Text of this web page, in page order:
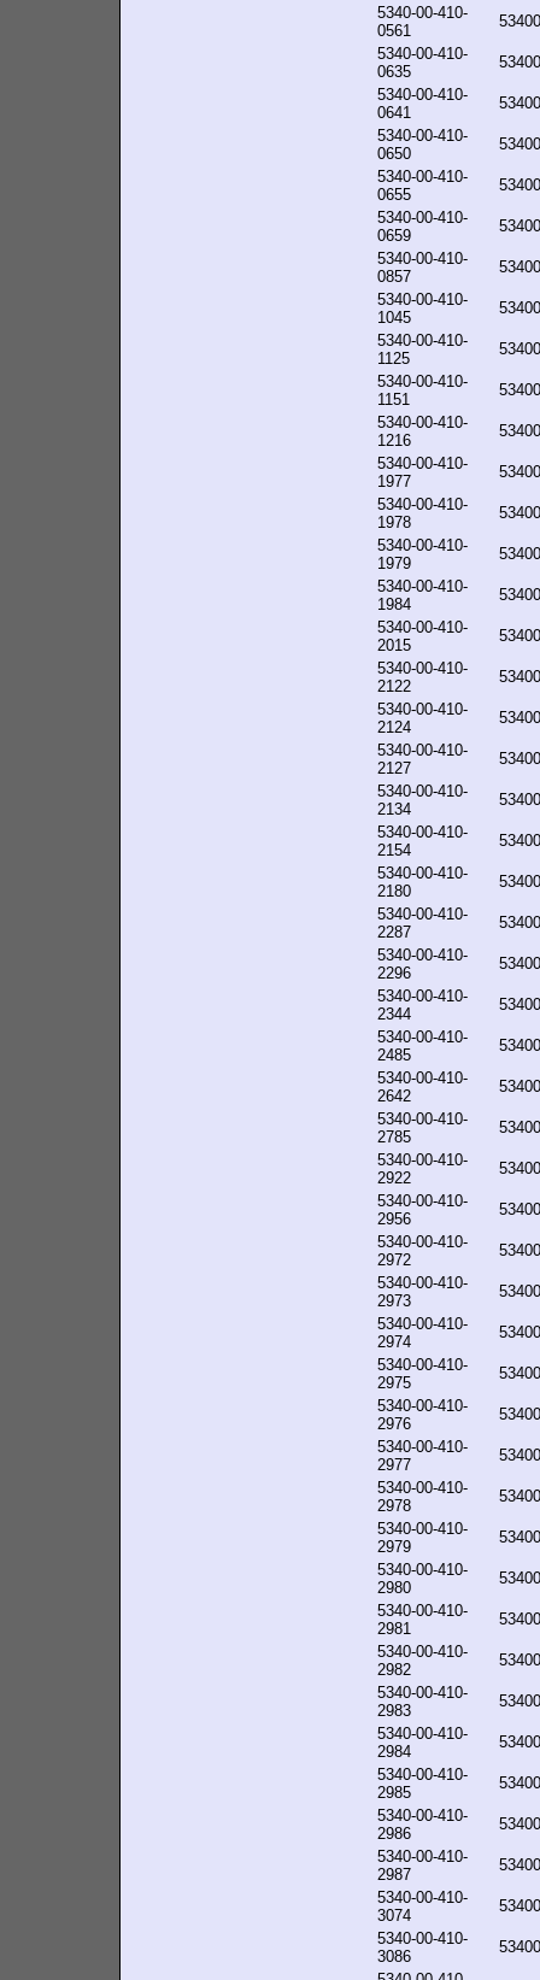
5340-00-410-
0561
5340-00-410-
0635
5340-00-410-
0641
5340-00-410-
0650
5340-00-410-
0655
5340-00-410-
0659
5340-00-410-
0857
5340-00-410-
1045
5340-00-410-
1125
5340-00-410-
1151
5340-00-410-
1216
5340-00-410-
1977
5340-00-410-
1978
5340-00-410-
1979
5340-00-410-
1984
5340-00-410-
2015
5340-00-410-
2122
5340-00-410-
2124
5340-00-410-
2127
5340-00-410-
2134
5340-00-410-
2154
5340-00-410-
2180
5340-00-410-
2287
5340-00-410-
2296
5340-00-410-
2344
5340-00-410-
2485
5340-00-410-
2642
5340-00-410-
2785
5340-00-410-
2922
5340-00-410-
2956
5340-00-410-
2972
5340-00-410-
2973
5340-00-410-
2974
5340-00-410-
2975
5340-00-410-
2976
5340-00-410-
2977
5340-00-410-
2978
5340-00-410-
2979
5340-00-410-
2980
5340-00-410-
2981
5340-00-410-
2982
5340-00-410-
2983
5340-00-410-
2984
5340-00-410-
2985
5340-00-410-
2986
5340-00-410-
2987
5340-00-410-
3074
5340-00-410-
3086